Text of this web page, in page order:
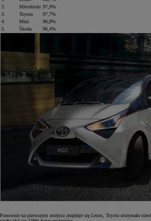
2.
Mitsubishi 97,9%
3.
Toyota
97,7%
4.
Mini
96,8%
5.
Škoda 96,4%
Ponownie na pierwszym miejscu znajduje się Lexus, Toyota utrzymała